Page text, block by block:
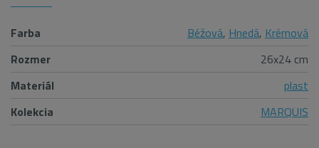
Farba Béžová, Hnedá, Krémová
Rozmer
26x24 cm
Materiál
plast
Kolekcia
MARQUIS